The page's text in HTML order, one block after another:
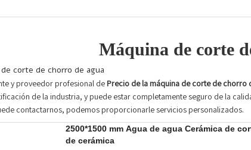
Máquina de corte
corte de chorro de agua
y proveedor profesional de Precio de la máquina de corte de chorro
de la industria, y puede estar completamente seguro de la
contactarnos, podemos proporcionarle servicios personalizados.
2500*1500 mm Agua de agua Cerámica de
de cerámica